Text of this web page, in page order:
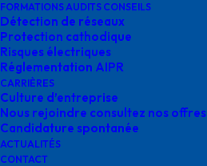
FORMATIONS AUDITS CONSEILS
Détection de réseaux
Protection cathodique
Risques électriques
Réglementation AIPR
CARRIÈRES
Culture d’entreprise
Nous rejoindre consultez nos offres
Candidature spontanée
ACTUALITÉS
CONTACT